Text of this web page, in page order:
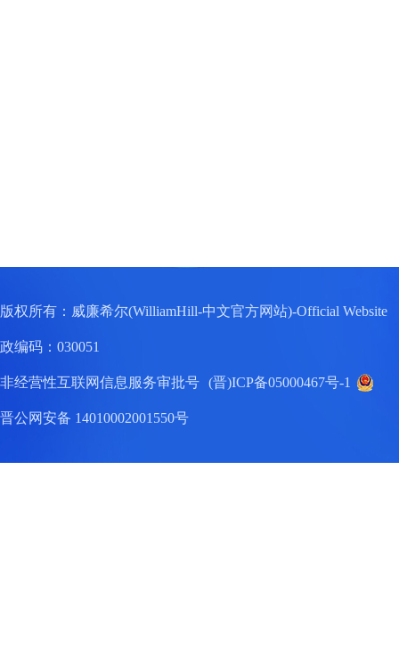
版权所有：威廉希尔(WilliamHill-中文官方网站)-Official
政编码：030051
非经营性互联网信息服务审批号 (晋)ICP备05000467号-1
晋公网安备 14010002001550号